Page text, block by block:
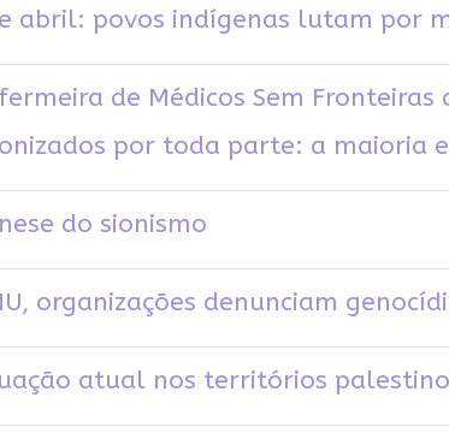
abril: povos indígenas lutam por
de Médicos Sem
por toda parte: a maioria
do sionismo
organizações denunciam
atual nos territórios